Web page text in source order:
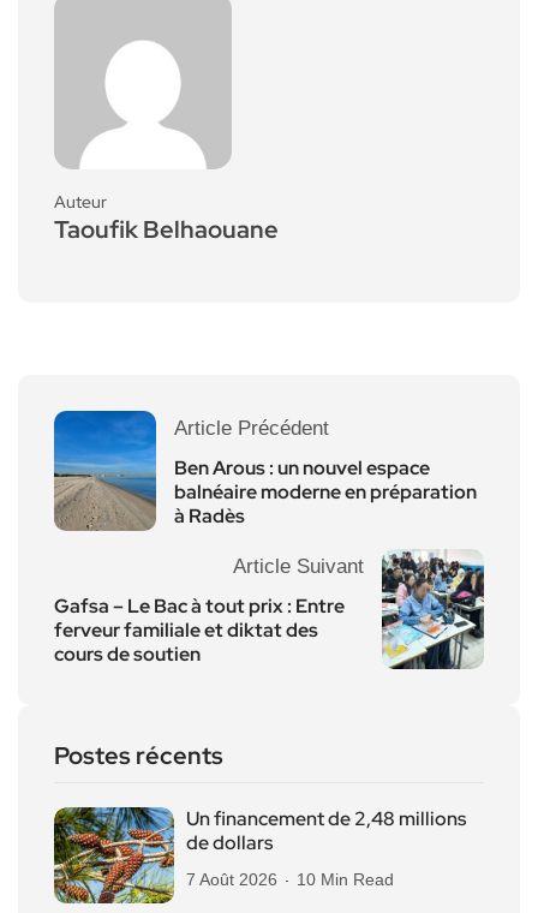
Auteur
Taoufik Belhaouane
Article Précédent
Ben Arous : un nouvel espace
balnéaire moderne en préparation
à Radès
Article Suivant
Gafsa – Le Bac à tout prix : Entre
ferveur familiale et diktat des
cours de soutien
Postes récents
Un financement de 2,48 millions
de dollars
7 Août 2026 10 Min Read